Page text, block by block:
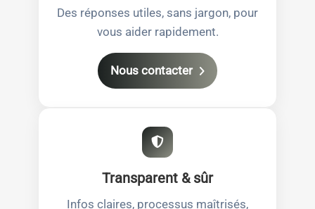
Des réponses utiles, sans jargon, pour
vous aider rapidement.
Nous contacter
Transparent & sûr
Infos claires, processus maîtrisés,